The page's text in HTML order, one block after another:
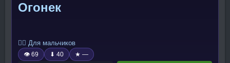
Огонек
🧍‍♂️ Для мальчиков
👁 69 ⬇ 40 ★ —